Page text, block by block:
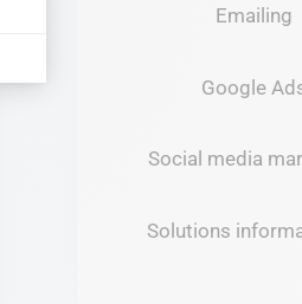
Emailing
Google
Social media
Solutions